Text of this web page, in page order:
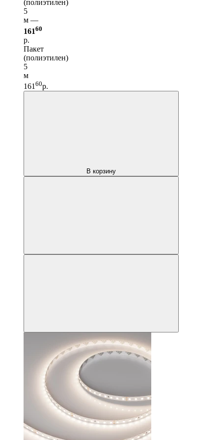
(полиэтилен)
5
м —
16160
р.
Пакет
(полиэтилен)
5
м
161 60р.
В корзину